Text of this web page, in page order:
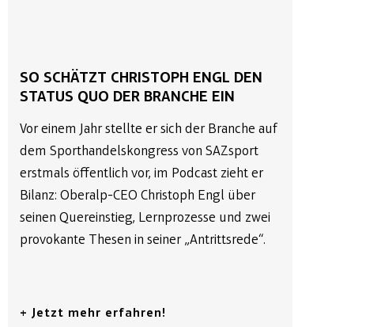
SO SCHÄTZT CHRISTOPH ENGL DEN
STATUS QUO DER BRANCHE EIN
Vor einem Jahr stellte er sich der Branche auf
dem Sporthandelskongress von SAZsport
erstmals öffentlich vor, im Podcast zieht er
Bilanz: Oberalp-CEO Christoph Engl über
seinen Quereinstieg, Lernprozesse und zwei
provokante Thesen in seiner „Antrittsrede“.
+ Jetzt mehr erfahren!